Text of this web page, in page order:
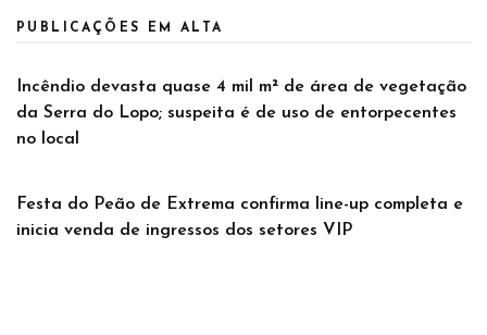
PUBLICAÇÕES EM ALTA
Incêndio devasta quase 4 mil m² de área de vegetação
da Serra do Lopo; suspeita é de uso de entorpecentes
no local
Festa do Peão de Extrema confirma line-up completa e
inicia venda de ingressos dos setores VIP